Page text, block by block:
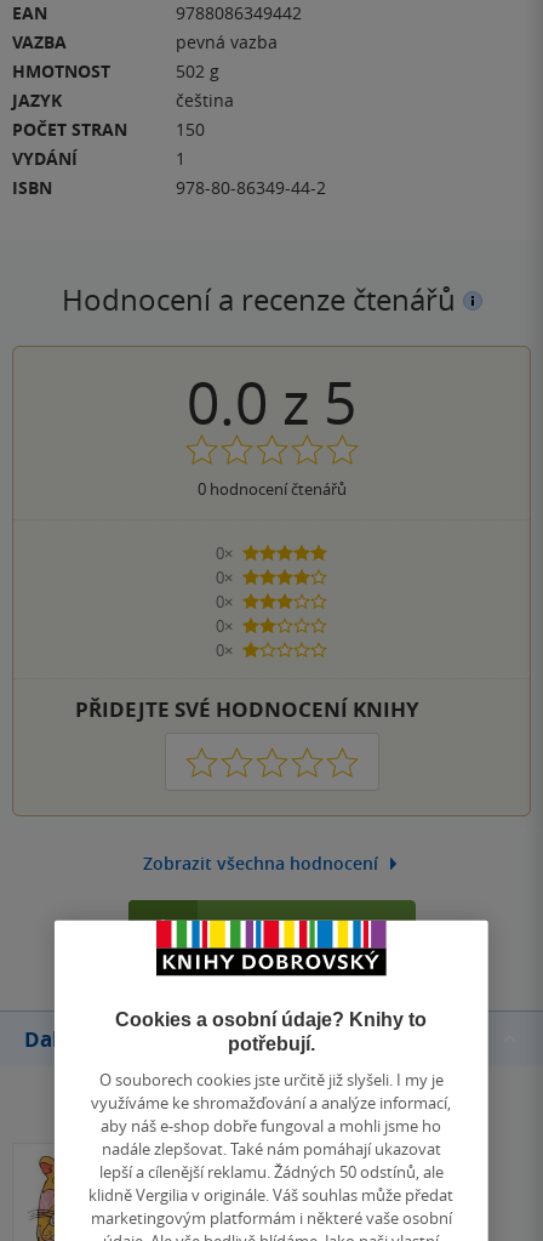
EAN
9788086349442
VAZBA
pevná vazba
HMOTNOST
502 g
JAZYK
čeština
POČET STRAN
150
VYDÁNÍ
1
ISBN
978-80-86349-44-2
Hodnocení a recenze čtenářů
0.0 z 5
0hodnocení čtenářů
0×
5 hvězdiček
0×
4 hvězdičky
0×
3 hvězdičky
0×
2 hvězdičky
0×
1 hvezdička
PŘIDEJTE SVÉ HODNOCENÍ KNIHY
1 2 3 4 5
Zobrazit všechna hodnocení
Další knihy autora
Cookies a osobní údaje? Knihy to
potřebují.
O souborech cookies jste určitě již slyšeli. I my je
využíváme ke shromažďování a analýze informací,
aby náš e-shop dobře fungoval a mohli jsme ho
nadále zlepšovat. Také nám pomáhají ukazovat
lepší a cílenější reklamu. Žádných 50 odstínů, ale
klidně Vergilia v originále. Váš souhlas může předat
marketingovým platformám i některé vaše osobní